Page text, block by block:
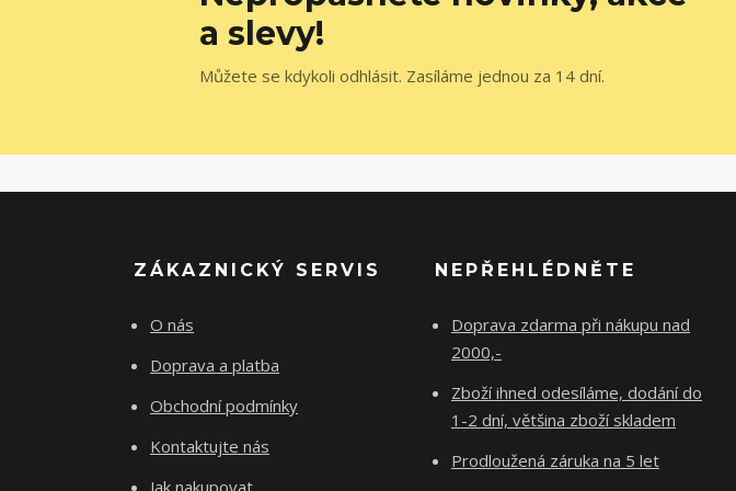
a slevy!
Můžete se kdykoli odhlásit. Zasíláme jednou za 14 dní.
ZÁKAZNICKÝ SERVIS
O nás
Doprava a platba
Obchodní podmínky
Kontaktujte nás
Jak nakupovat
NEPŘEHLÉDNĚTE
Doprava zdarma při nákupu nad
2000,-
Zboží ihned odesíláme, dodání do
1-2 dní, většina zboží skladem
Prodloužená záruka na 5 let